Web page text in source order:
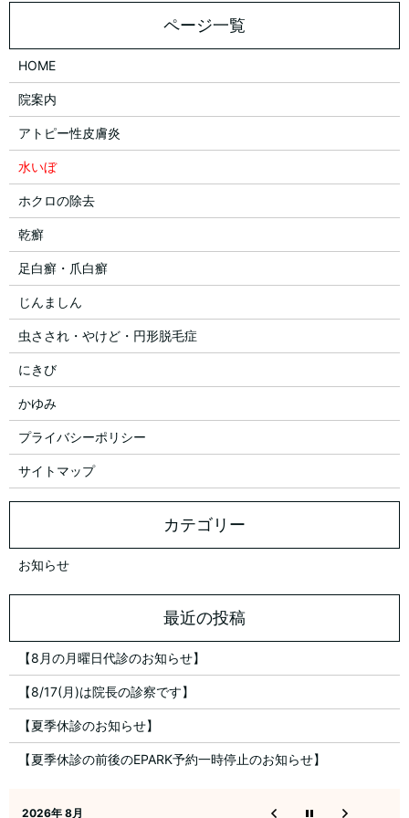
HOME
院案内
アトピー性皮膚炎
水いぼ
ホクロの除去
乾癬
足白癬・爪白癬
じんましん
虫さされ・やけど・円形脱毛症
にきび
かゆみ
プライバシーポリシー
サイトマップ
お知らせ
【8月の月曜日代診のお知らせ】
【8/17(月)は院長の診察です】
【夏季休診のお知らせ】
【夏季休診の前後のEPARK予約一時停止のお知らせ】
2026年 8月